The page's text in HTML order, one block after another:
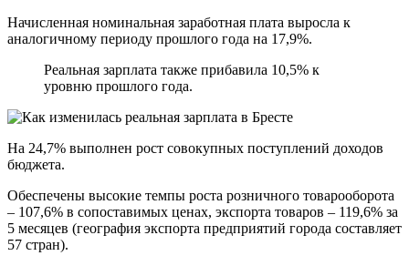
Начисленная номинальная заработная плата выросла к
аналогичному периоду прошлого года на 17,9%.
Реальная зарплата также прибавила 10,5% к
уровню прошлого года.
На 24,7% выполнен рост совокупных поступлений доходов
бюджета.
Обеспечены высокие темпы роста розничного товарооборота
– 107,6% в сопоставимых ценах, экспорта товаров – 119,6% за
5 месяцев (география экспорта предприятий города составляет
57 стран).